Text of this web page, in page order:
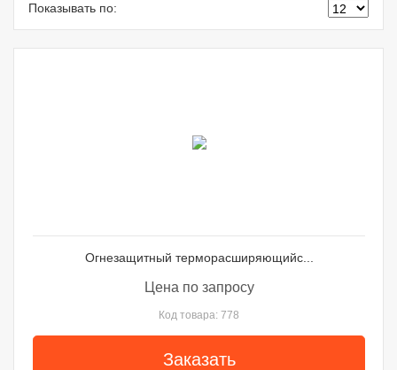
Показывать по:
Огнезащитный терморасширяющийс...
Цена по запросу
Код товара: 778
Заказать